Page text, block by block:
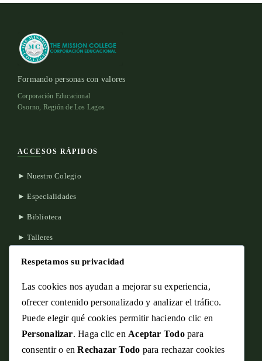
Formando personas con valores
Corporación Educacional
Osorno, Región de Los Lagos
ACCESOS RÁPIDOS
► Nuestro Colegio
► Especialidades
► Biblioteca
► Talleres
► Visión
CONTÁCTANOS
La Misión 2680, Osorno
Respetamos su privacidad
Las cookies nos ayudan a mejorar su experiencia,
ofrecer contenido personalizado y analizar el tráfico.
Puede elegir qué cookies permitir haciendo clic en
Personalizar. Haga clic en Aceptar Todopara
consentir o enRechazar Todo para rechazar cookies